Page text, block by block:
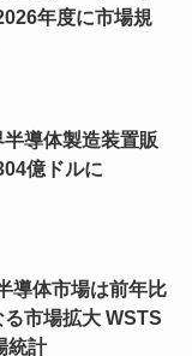
年度に市場規
導体製造装置販
億ドルに
導体市場は前年比
市場拡大 WSTS
統計